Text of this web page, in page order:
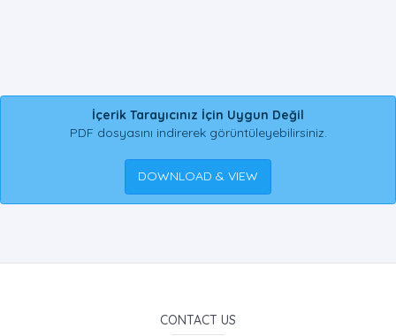
İçerik Tarayıcınız İçin Uygun Değil
PDF dosyasını indirerek görüntüleyebilirsiniz.
DOWNLOAD & VIEW
CONTACT US